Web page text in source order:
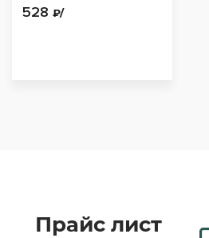
528 ₽/
Прайс лист